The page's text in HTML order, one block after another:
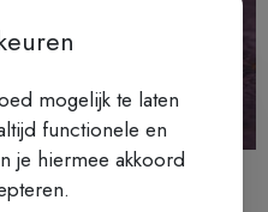
mogelijk te laten
functionele en
je hiermee akkoord